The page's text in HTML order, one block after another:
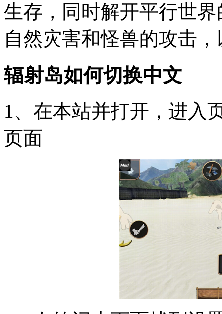
生存，同时解开平行世
自然灾害和怪兽的攻击
辐射岛如何切换中文
1、在本站并打开，进入
页面